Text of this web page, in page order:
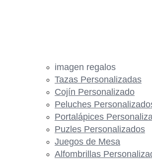
imagen regalos
Tazas Personalizadas
Cojín Personalizado
Peluches
Portalápices
Puzles Personalizados
Juegos de Mesa
Alfombrillas